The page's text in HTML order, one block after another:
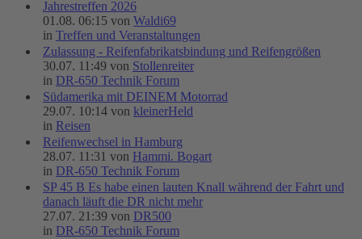
Jahrestreffen 2026
01.08. 06:15 von Waldi69
in Treffen und Veranstaltungen
Zulassung - Reifenfabrikatsbindung und Reifengrößen
30.07. 11:49 von Stollenreiter
in DR-650 Technik Forum
Südamerika mit DEINEM Motorrad
29.07. 10:14 von kleinerHeld
in Reisen
Reifenwechsel in Hamburg
28.07. 11:31 von Hammi. Bogart
in DR-650 Technik Forum
SP 45 B Es habe einen lauten Knall während der Fahrt und
danach läuft die DR nicht mehr
27.07. 21:39 von DR500
in DR-650 Technik Forum